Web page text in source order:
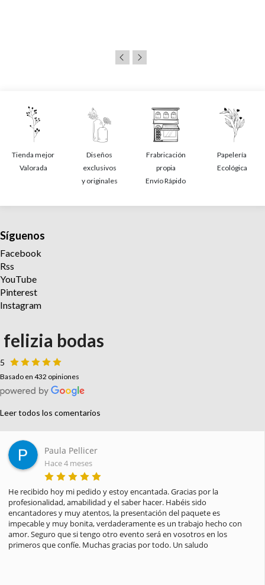
Tienda mejor
Valorada
Diseños
exclusivos
y originales
Frabricación
propia
Envío Rápido
Papelería
Ecológica
Síguenos
Facebook
Rss
YouTube
Pinterest
Instagram
felizia bodas
5
Basado en 432 opiniones
Leer todos los comentarios
Paula Pellicer
Hace 4 meses
He recibido hoy mi pedido y estoy encantada. Gracias por la
profesionalidad, amabilidad y el saber hacer. Habéis sido
encantadores y muy atentos, la presentación del paquete es
impecable y muy bonita, verdaderamente es un trabajo hecho con
amor. Seguro que si tengo otro evento será en vosotros en los
primeros que confíe. Muchas gracias por todo. Un saludo